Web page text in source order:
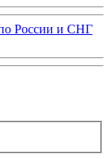
России и СНГ